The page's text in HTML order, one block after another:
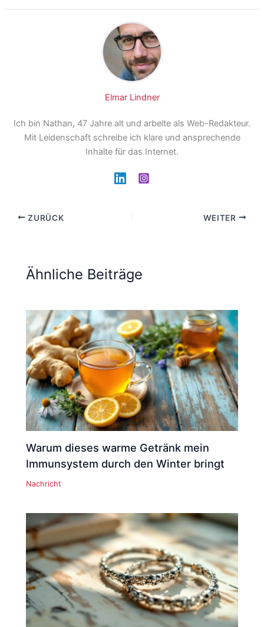
Elmar Lindner
Ich bin Nathan, 47 Jahre alt und arbeite als Web-Redakteur.
Mit Leidenschaft schreibe ich klare und ansprechende
Inhalte für das Internet.
ZURÜCK WEITER
Ähnliche Beiträge
Warum dieses warme Getränk mein
Immunsystem durch den Winter bringt
Nachricht